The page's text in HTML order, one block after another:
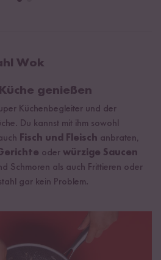
Wok
genießen
Küchenbegleiter und der
Du kannst mit ihm sowohl
Fisch und Fleisch anbraten,
oder würzige Saucen
Schmoren als auch Frittieren oder
gar kein Problem.